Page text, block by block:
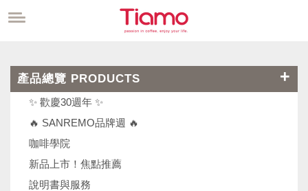
產品總覽 PRODUCTS
✨ 歡慶30週年 ✨
🔥 SANREMO品牌週 🔥
咖啡學院
新品上市！焦點推薦
說明書與服務